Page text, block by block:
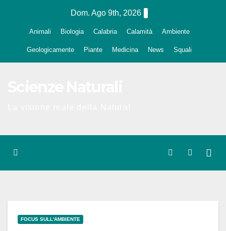
Dom. Ago 9th, 2026
Animali Biologia Calabria Calamità Ambiente
Geologicamente Piante Medicina News Squali
FOCUS SULL'AMBIENTE